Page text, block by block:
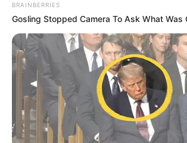
BRAINBERRIES
Gosling Stopped Camera To Ask What Was